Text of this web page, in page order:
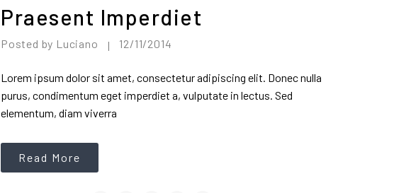
Praesent Imperdiet
Posted by Luciano | 12/11/2014
Lorem ipsum dolor sit amet, consectetur adipiscing elit. Donec nulla
purus, condimentum eget imperdiet a, vulputate in lectus. Sed
elementum, diam viverra
Read More